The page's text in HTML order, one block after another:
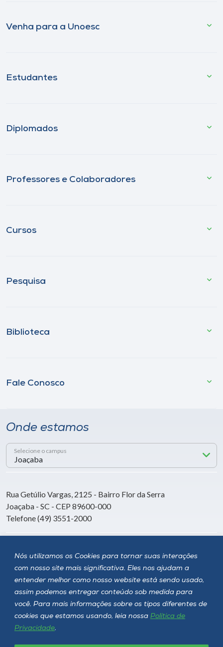
Nós utilizamos os Cookies para tornar suas interações
com nosso site mais significativa. Eles nos ajudam a
entender melhor como nosso website está sendo usado,
assim podemos entregar conteúdo sob medida para
você. Para mais informações sobre os tipos diferentes de
cookies que estamos usando, leia nossa Política de
Privacidade.
Venha para a Unoesc
Estudantes
Diplomados
Professores e Colaboradores
Cursos
Pesquisa
Biblioteca
Fale Conosco
Onde estamos
Selecione o campus
Rua Getúlio Vargas, 2125 - Bairro Flor da Serra
Joaçaba - SC - CEP 89600-000
Telefone (49) 3551-2000
Siga a Unoesc